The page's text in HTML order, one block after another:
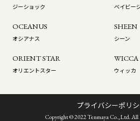
ジーショック ベイビー
OCEANUS
オシアナス
SHEEN
シーン
ORIENT STAR
オリエントスター
WICCA
ウィッカ
プライバシーポリ
Copyright © 2022 Tenmaya Co.,Ltd. All